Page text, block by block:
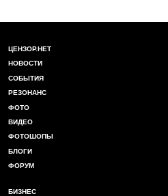
ЦЕНЗОР.НЕТ
НОВОСТИ
СОБЫТИЯ
РЕЗОНАНС
ФОТО
ВИДЕО
ФОТОШОПЫ
БЛОГИ
ФОРУМ
БИЗНЕС